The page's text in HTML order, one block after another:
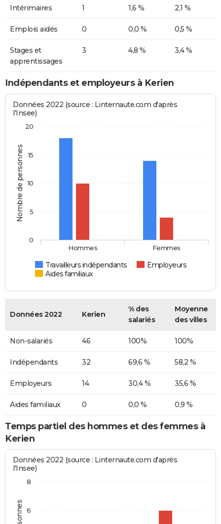
Intérimaires 1 1,6 % 2,1 %
Emplois aidés 0 0,0 % 0,5 %
Stages et
apprentissages
3 4,8 % 3,4 %
Indépendants et employeurs à Kerien
Nombre de personnes
Données 2022 (source : Linternaute.com d'après
l'Insee)
Travailleurs indépendants
Employeurs
Aides familiaux
Hommes Femmes
0
5
10
15
20
Données 2022 Kerien
% des
salariés
Moyenne
des villes
Non-salariés 46 100% 100%
Indépendants 32 69,6 % 58,2 %
Employeurs 14 30,4 % 35,6 %
Aides familiaux 0 0,0 % 0,9 %
Temps partiel des hommes et des femmes à
Kerien
Données 2022 (source : Linternaute.com d'après
l'Insee)
6
8